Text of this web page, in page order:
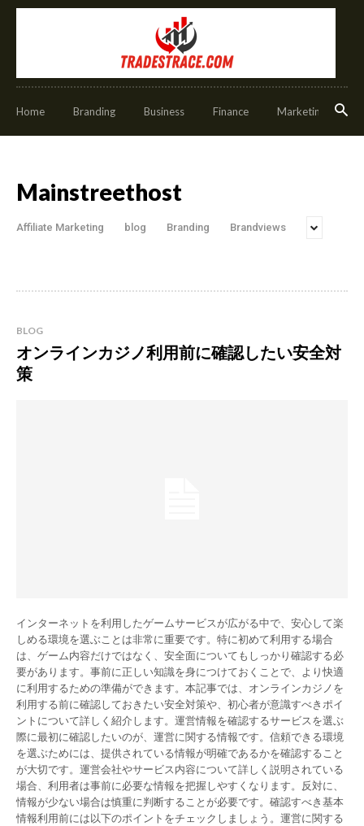
Home Branding Business Finance Marketing
Mainstreethost
Affiliate Marketing blog Branding Brandviews
BLOG
オンラインカジノ利用前に確認したい安全対
策
インターネットを利用したゲームサービスが広がる中で、安心して楽
しめる環境を選ぶことは非常に重要です。特に初めて利用する場合
は、ゲーム内容だけではなく、安全面についてもしっかり確認する必
要があります。事前に正しい知識を身につけておくことで、より快適
に利用するための準備ができます。本記事では、オンラインカジノを
利用する前に確認しておきたい安全対策や、初心者が意識すべきポイ
ントについて詳しく紹介します。運営情報を確認するサービスを選ぶ
際に最初に確認したいのが、運営に関する情報です。信頼できる環境
を選ぶためには、提供されている情報が明確であるかを確認すること
が大切です。運営会社やサービス内容について詳しく説明されている
場合、利用者は事前に必要な情報を把握しやすくなります。反対に、
情報が少ない場合は慎重に判断することが必要です。確認すべき基本
情報利用前には以下のポイントをチェックしましょう。運営に関する